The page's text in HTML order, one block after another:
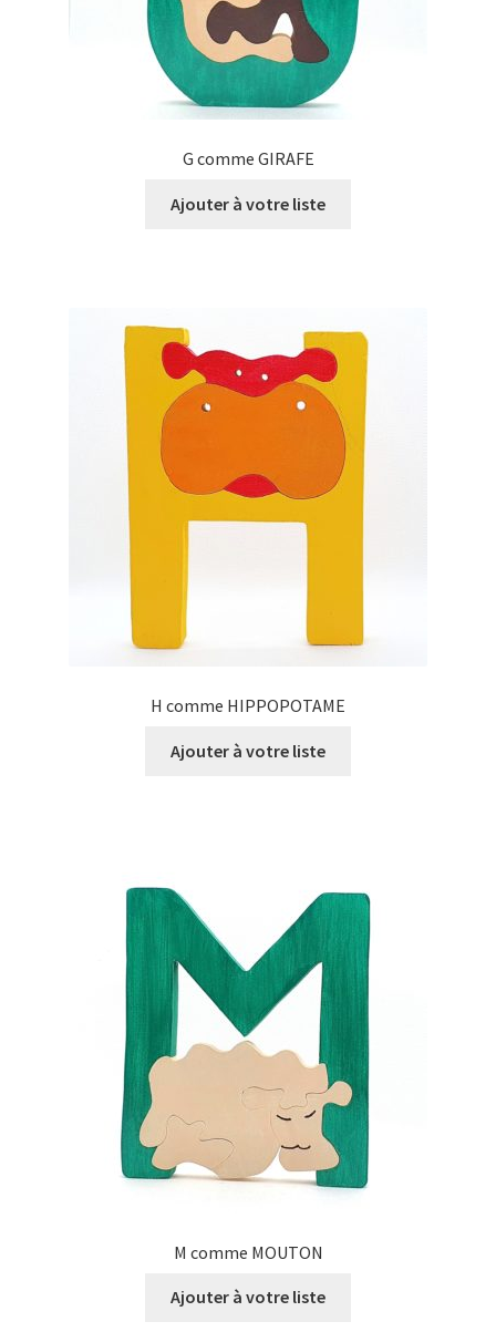
G comme GIRAFE
Ajouter à votre liste
H comme HIPPOPOTAME
Ajouter à votre liste
M comme MOUTON
Ajouter à votre liste